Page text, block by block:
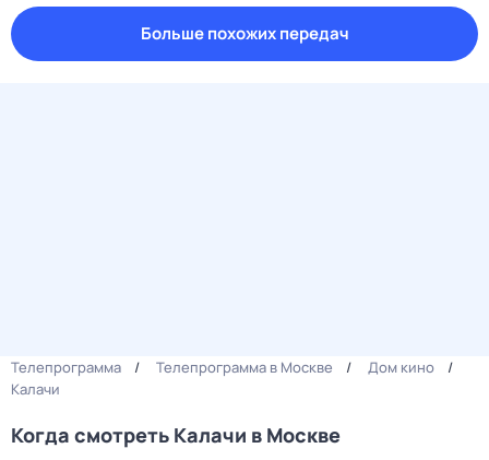
Больше похожих передач
Телепрограмма Телепрограмма в Москве
Дом кино
Калачи
Когда смотреть Калачи в Москве